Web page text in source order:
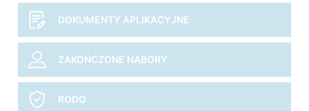
DOKUMENTY APLIKACYJNE
ZAKOŃCZONE NABORY
RODO